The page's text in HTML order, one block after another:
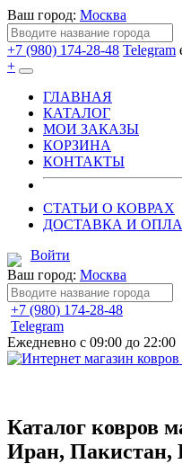
Ваш город: Москва
+7 (980) 174-28-48 Telegram
+
ГЛАВНАЯ
КАТАЛОГ
МОИ ЗАКАЗЫ
КОРЗИНА
КОНТАКТЫ
СТАТЬИ О КОВРАХ
ДОСТАВКА И
Войти
Ваш город: Москва
+7 (980) 174-28-48
Telegram
Ежедневно с 09:00 до 22:00
Каталог ковров
Иран, Пакистан,